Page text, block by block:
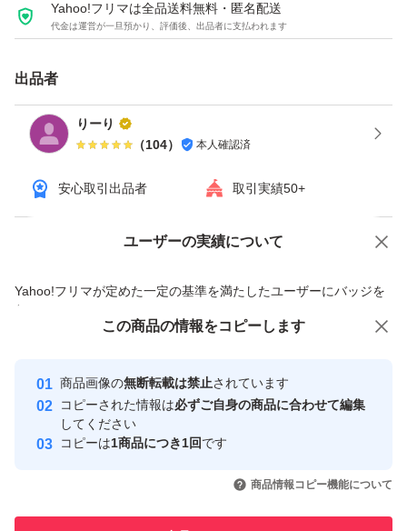
Yahoo!フリマは全品送料無料・匿名配送
代金は運営が一旦預かり、評価後、出品者に支払われます
出品者
りーり
（104） 本人確認済
安心取引出品者 取引実績50+
ユーザーの実績について
Yahoo!フリマが定めた一定の基準を満たしたユーザーにバッジを
付与しています
安心取引出品者
心・安全なユーザーです
取引実績
引を完了させた実績があります
価格の相談 商品への質問
この商品の情報をコピーします
商品画像の無断転載は禁止されています
コピーされた情報は必ずご自身の商品に合わせて編集
してください
コピーは1商品につき1回です
商品情報コピー機能について
この商品をみている人にオススメ